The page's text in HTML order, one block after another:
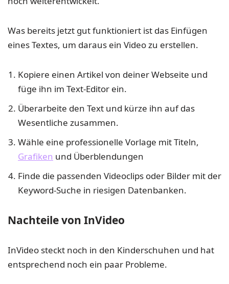
Was bereits jetzt gut funktioniert ist das Einfügen
eines Textes, um daraus ein Video zu erstellen.
Kopiere einen Artikel von deiner Webseite und
füge ihn im Text-Editor ein.
Überarbeite den Text und kürze ihn auf das
Wesentliche zusammen.
Wähle eine professionelle Vorlage mit Titeln,
Grafiken und Überblendungen
Finde die passenden Videoclips oder Bilder mit der
Keyword-Suche in riesigen Datenbanken.
Nachteile von InVideo
InVideo steckt noch in den Kinderschuhen und hat
entsprechend noch ein paar Probleme.